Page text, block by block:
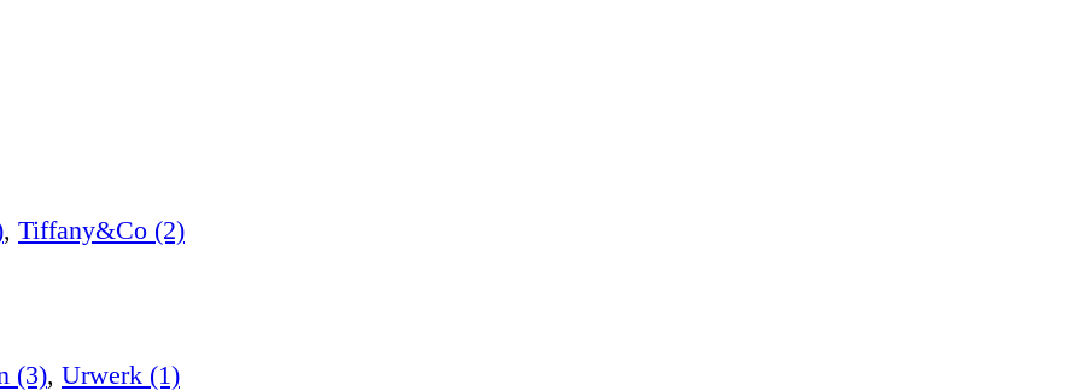
, Tiffany&Co (2)
(3), Urwerk (1)